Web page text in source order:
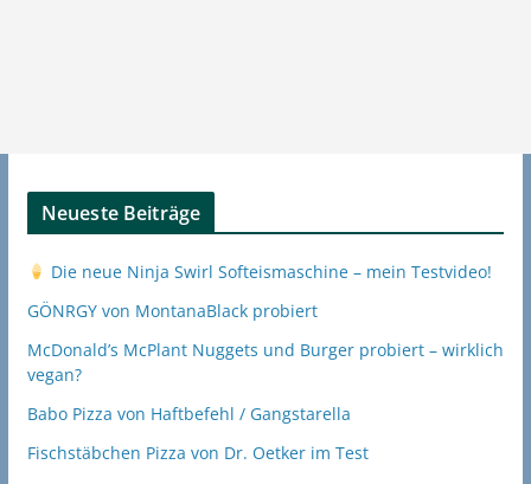
Neueste Beiträge
Die neue Ninja Swirl Softeismaschine – mein Testvideo!
GÖNRGY von MontanaBlack probiert
McDonald’s McPlant Nuggets und Burger probiert – wirklich
vegan?
Babo Pizza von Haftbefehl / Gangstarella
Fischstäbchen Pizza von Dr. Oetker im Test